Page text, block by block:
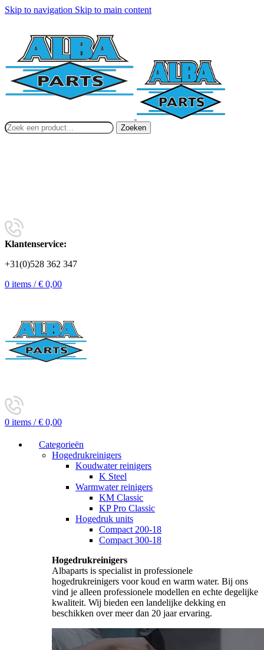
Skip to navigation Skip to main content
Zoeken
Klantenservice:
+31(0)528 362 347
0 items / € 0,00
0 items / € 0,00
Categorieën
Hogedrukreinigers
Koudwater reinigers
K Steel
Warmwater reinigers
KM Classic
KP Pro Classic
Hogedruk units
Compact 200-18
Compact 300-18
Hogedrukreinigers
Albaparts is specialist in professionele
hogedrukreinigers voor koud en warm water. Bij ons
vind je alleen professionele modellen en echte degelijke
kwaliteit. Wij bieden een landelijke dekking en
beschikken over meer dan 20 jaar ervaring.